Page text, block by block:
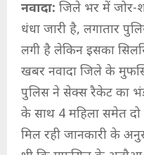
नवादा: जिले भर में जोर-
धंधा जारी है, लगातार
लगी है लेकिन इसका
खबर नवादा जिले के
पुलिस ने सेक्स रैकेट का
के साथ 4 महिला समेत दो
मिल रही जानकारी के